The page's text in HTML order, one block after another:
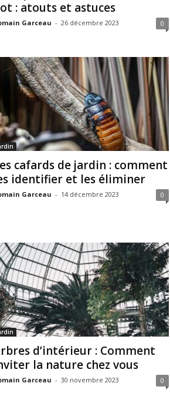
: atouts et astuces
Garceau - 26 décembre 2023 0
cafards de jardin : comment
identifier et les éliminer
Garceau - 14 décembre 2023 0
d’intérieur : Comment
la nature chez vous
Garceau - 30 novembre 2023 0